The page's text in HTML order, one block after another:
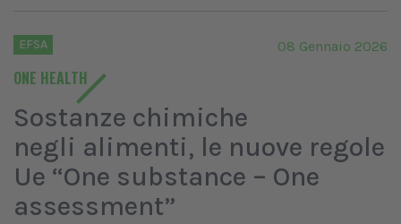
EFSA
ONE HEALTH
08 Gennaio 2026
Sostanze chimiche
negli alimenti, le nuove regole
Ue “One substance – One
assessment”